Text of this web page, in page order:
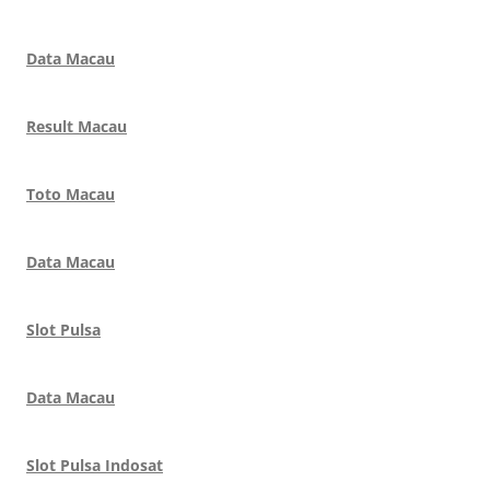
Data Macau
Result Macau
Toto Macau
Data Macau
Slot Pulsa
Data Macau
Slot Pulsa Indosat